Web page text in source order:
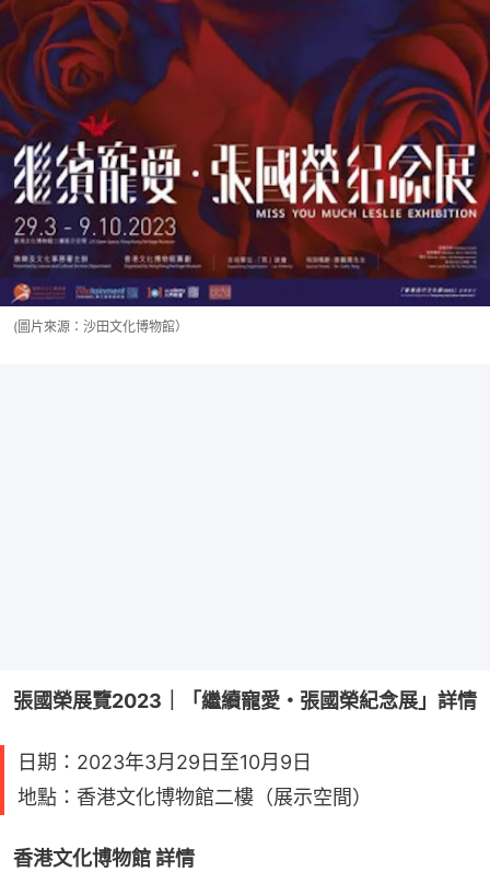
(圖片來源：沙田文化博物館）
張國榮展覽2023｜「繼續寵愛・張國榮紀念展」詳情
日期：2023年3月29日至10月9日
地點：香港文化博物館二樓（展示空間）
香港文化博物館 詳情